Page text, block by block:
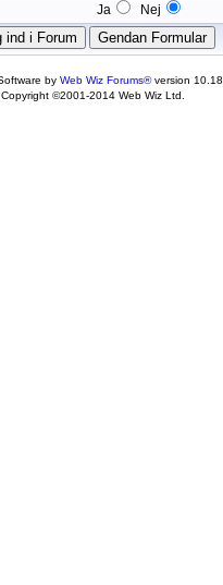
Ja Nej
by Web Wiz Forums®version 10.18
Copyright ©2001-2014 Web Wiz Ltd.